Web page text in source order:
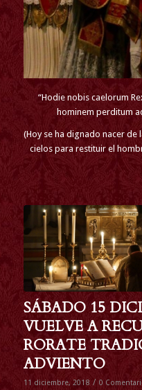
“Hodie nobis caelorum
hominem perditum
(Hoy se ha dignado nacer de
cielos para restituir el
SÁBADO 15
VUELVE A
RORATE
ADVIENTO
11 diciembre, 2018 / 0